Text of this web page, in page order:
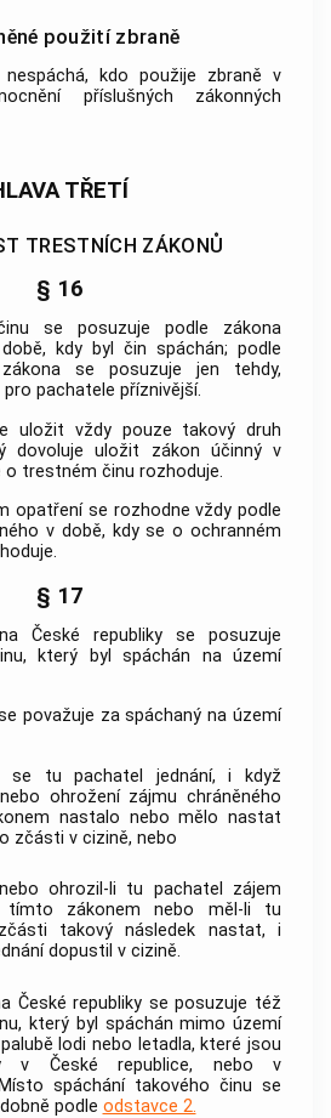
použití zbraně
nespáchá, kdo použije zbraně v
příslušných zákonných
TŘETÍ
TRESTNÍCH ZÁKONŮ
§ 16
se posuzuje podle zákona
kdy byl čin spáchán; podle
se posuzuje jen tehdy,
pachatele příznivější.
uložit vždy pouze takový druh
dovoluje uložit zákon účinný v
o trestném činu rozhoduje.
opatření se rozhodne vždy podle
v době, kdy se o ochranném
§ 17
České republiky se posuzuje
který byl spáchán na území
považuje za spáchaný na území
se tu pachatel jednání, i když
ohrožení zájmu chráněného
nastalo nebo mělo nastat
zčásti v cizině, nebo
ohrozil-li tu pachatel zájem
tímto zákonem nebo měl-li tu
takový následek nastat, i
dopustil v cizině.
České republiky se posuzuje též
který byl spáchán mimo území
lodi nebo letadla, které jsou
v České republice, nebo v
spáchání takového činu se
podle odstavce 2.